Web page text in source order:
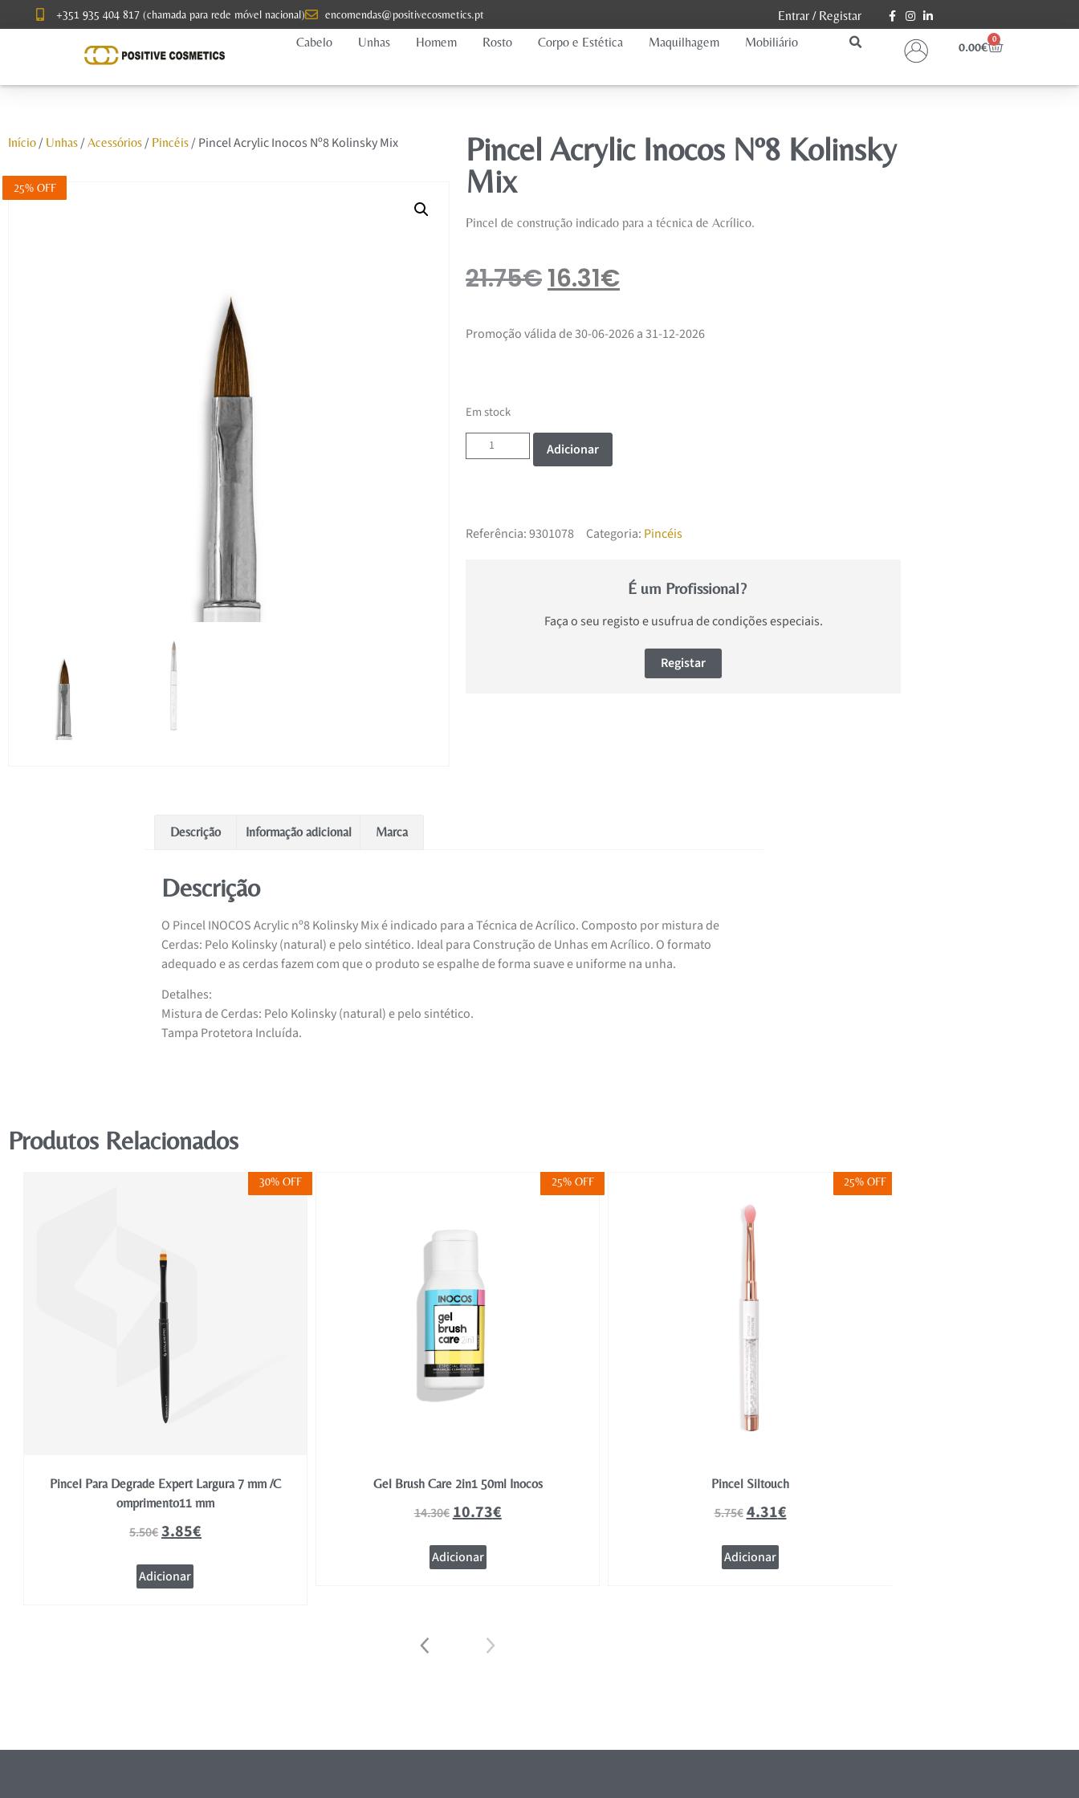
+351 935 404 817 (chamada para rede móvel nacional) encomendas@positivecosmetics.pt Entrar/ Registar
Cabelo
Unhas Homem Rosto Corpo e Estética Maquilhagem Mobiliário 0.00€
0
Início/ Unhas/ Acessórios/ Pincéis/ Pincel Acrylic Inocos Nº8 Kolinsky Mix
25% OFF
Pincel Acrylic Inocos Nº8 Kolinsky
Mix
Pincel de construção indicado para a técnica de Acrílico.
21.75€16.31€
Promoção válida de 30-06-2026 a 31-12-2026
Em stock
Adicionar
Referência:9301078 Categoria: Pincéis
É um Profissional?
Faça o seu registo e usufrua de condições especiais.
Registar
Descrição Informação adicional Marca
Descrição
O Pincel INOCOS Acrylic nº8 Kolinsky Mix é indicado para a Técnica de Acrílico. Composto por mistura de
Cerdas: Pelo Kolinsky (natural) e pelo sintético. Ideal para Construção de Unhas em Acrílico. O formato
adequado e as cerdas fazem com que o produto se espalhe de forma suave e uniforme na unha.
Detalhes:
Mistura de Cerdas: Pelo Kolinsky (natural) e pelo sintético.
Tampa Protetora Incluída.
Produtos Relacionados
30% OFF
Pincel Para Degrade Expert Largura 7 mm /C
omprimento11 mm
5.50€3.85€
Adicionar
25% OFF
Gel Brush Care 2in1 50ml Inocos
14.30€10.73€
Adicionar
25% OFF
Pincel Siltouch
5.75€4.31€
Adicionar